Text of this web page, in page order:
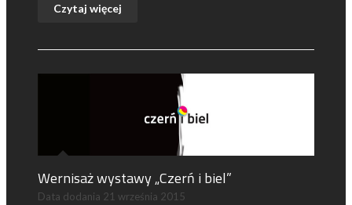
Czytaj więcej
Wernisaż wystawy „Czerń i biel”
Data dodania 21 września 2015